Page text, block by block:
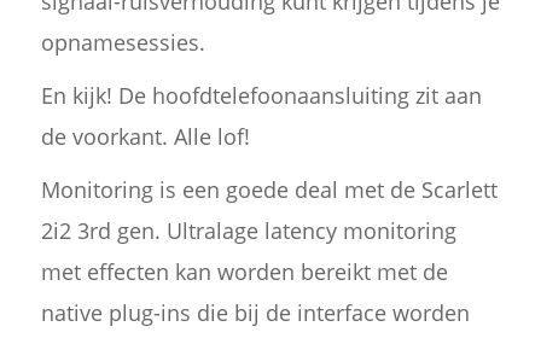
opnamesessies.
En kijk! De hoofdtelefoonaansluiting zit aan
de voorkant. Alle lof!
Monitoring is een goede deal met de Scarlett
2i2 3rd gen. Ultralage latency monitoring
met effecten kan worden bereikt met de
native plug-ins die bij de interface worden